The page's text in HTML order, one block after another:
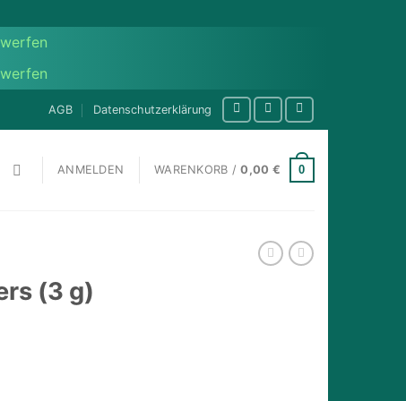
AGB Datenschutzerklärung
ANMELDEN WARENKORB /0,00 € 0
(3 g)